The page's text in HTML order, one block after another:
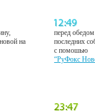
на
перед
последних
с помошью
“РуФокс